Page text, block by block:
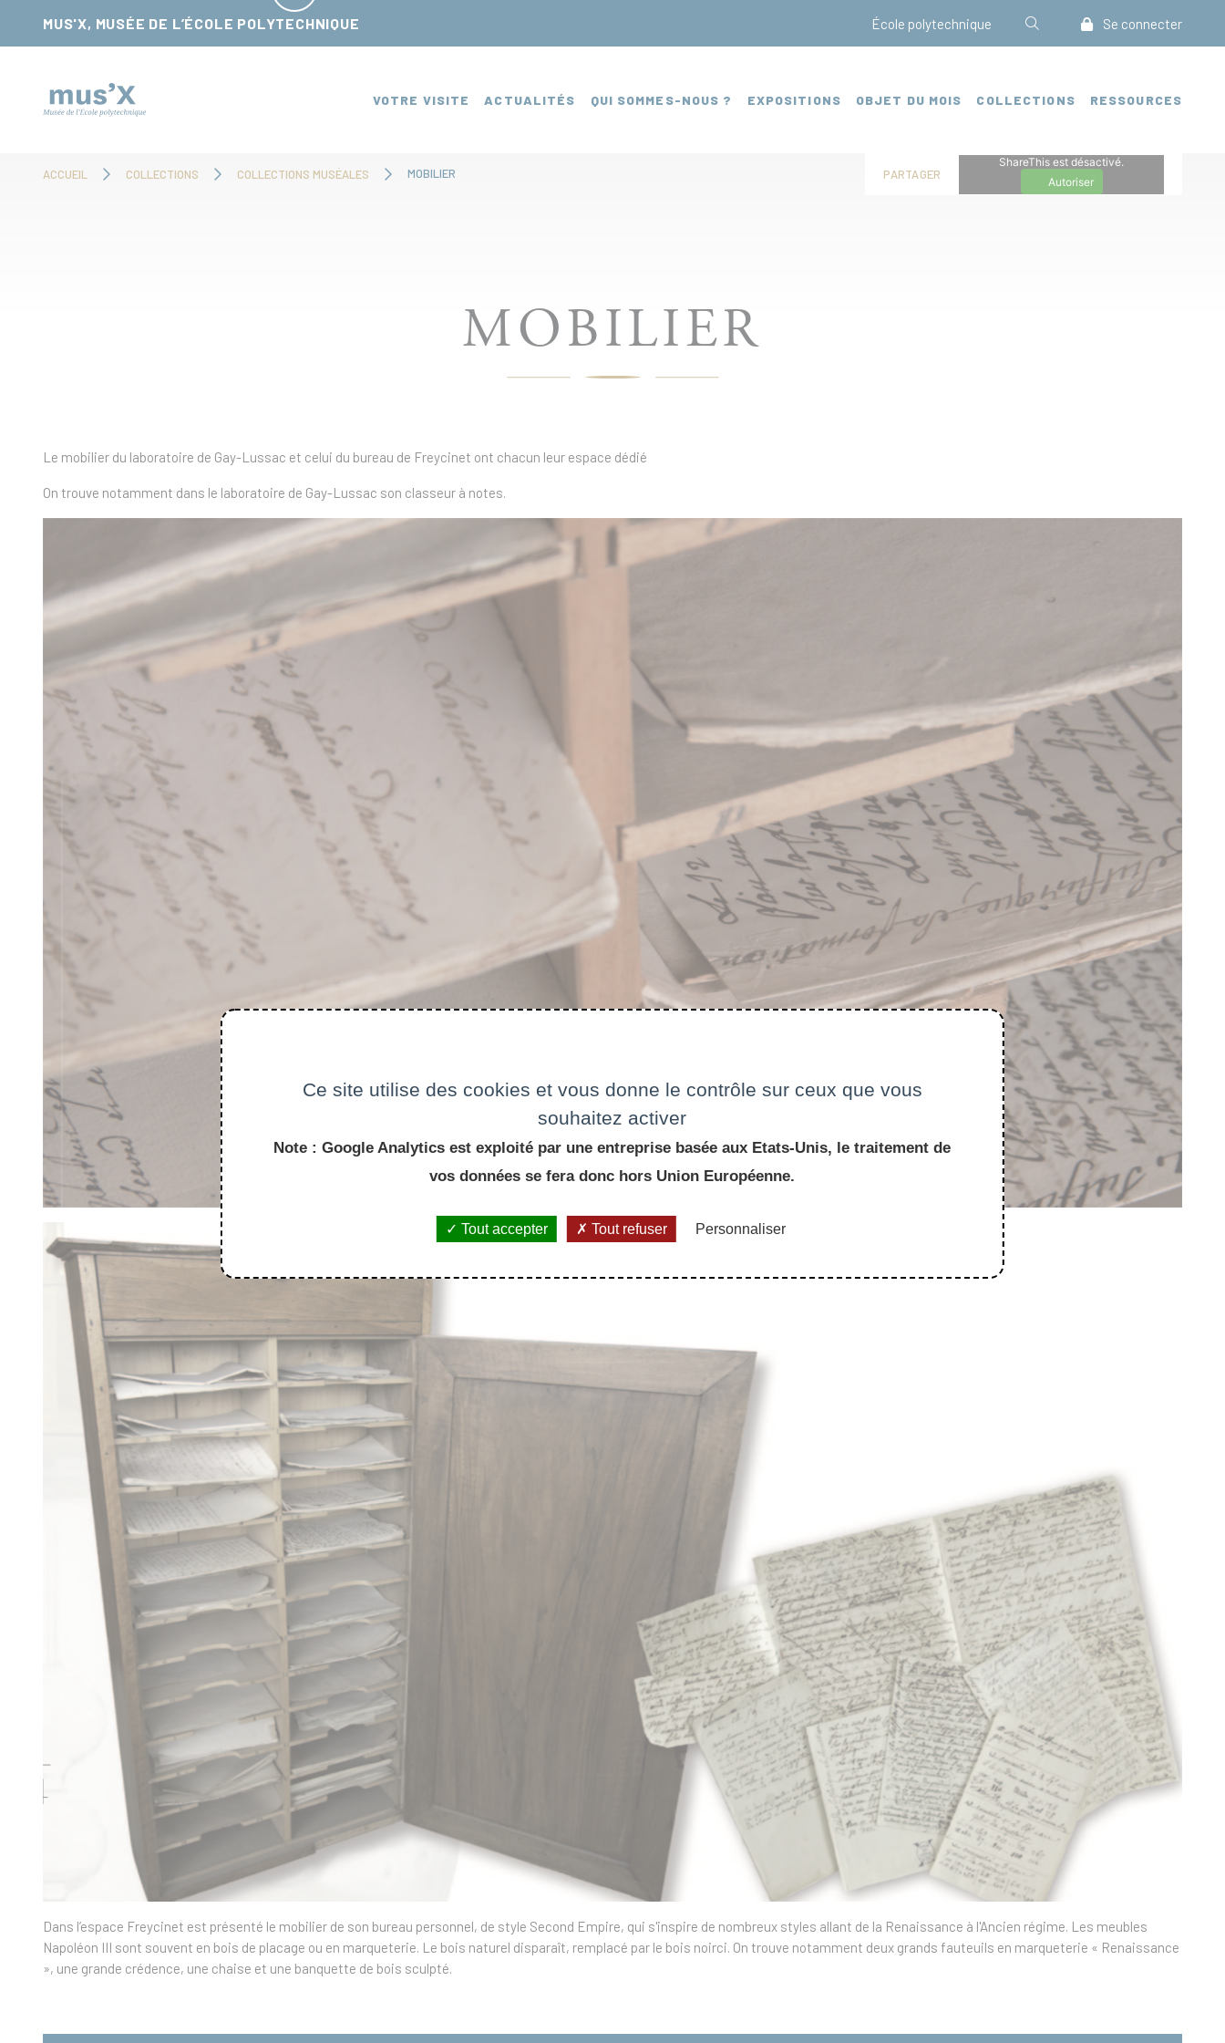
MUS'X, MUSÉE DE L’ÉCOLE POLYTECHNIQUE École polytechnique Se connecter
VOTRE VISITE ACTUALITÉS QUI SOMMES-NOUS ? EXPOSITIONS OBJET DU MOIS COLLECTIONS RESSOURCES
ACCUEIL COLLECTIONS COLLECTIONS MUSÉALES MOBILIER PARTAGER
ShareThis est désactivé.
Autoriser
MOBILIER
Le mobilier du laboratoire de Gay-Lussac et celui du bureau de Freycinet ont chacun leur espace dédié
On trouve notamment dans le laboratoire de Gay-Lussac son classeur à notes.
Dans l’espace Freycinet est présenté le mobilier de son bureau personnel, de style Second Empire, qui s'inspire de nombreux styles allant de la Renaissance à l'Ancien régime. Les meubles
Napoléon III sont souvent en bois de placage ou en marqueterie. Le bois naturel disparaît, remplacé par le bois noirci. On trouve notamment deux grands fauteuils en marqueterie « Renaissance
», une grande crédence, une chaise et une banquette de bois sculpté.
Ce site utilise des cookies et vous donne le contrôle sur ceux que vous
souhaitez activer
Note : Google Analytics est exploité par une entreprise basée aux Etats-Unis, le traitement de
vos données se fera donc hors Union Européenne.
Tout accepter Tout refuser Personnaliser